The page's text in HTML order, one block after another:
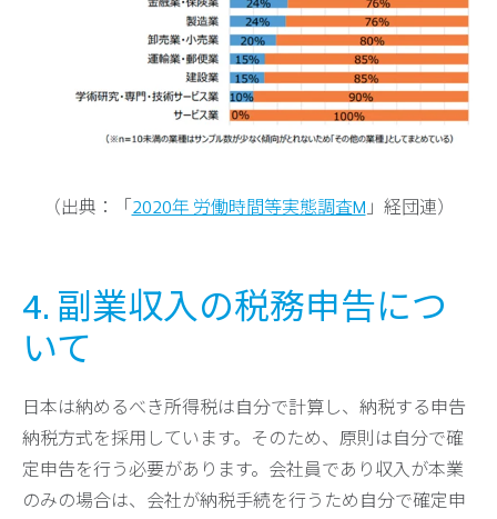
（出典：「 2020年 労働時間等実態調査M 」経団連）
4. 副業収入の税務申告につ
いて
日本は納めるべき所得税は自分で計算し、納税する申告
納税方式を採用しています。そのため、原則は自分で確
定申告を行う必要があります。会社員であり収入が本業
のみの場合は、会社が納税手続を行うため自分で確定申